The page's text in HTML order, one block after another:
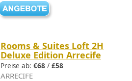
Rooms & Suites Loft 2H
Deluxe Edition Arrecife
Preise ab: €68 / £58
ARRECIFE